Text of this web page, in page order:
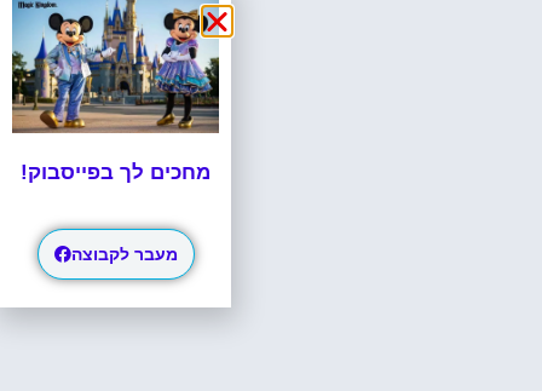
מחכים לך בפייסבוק!
מעבר לקבוצה